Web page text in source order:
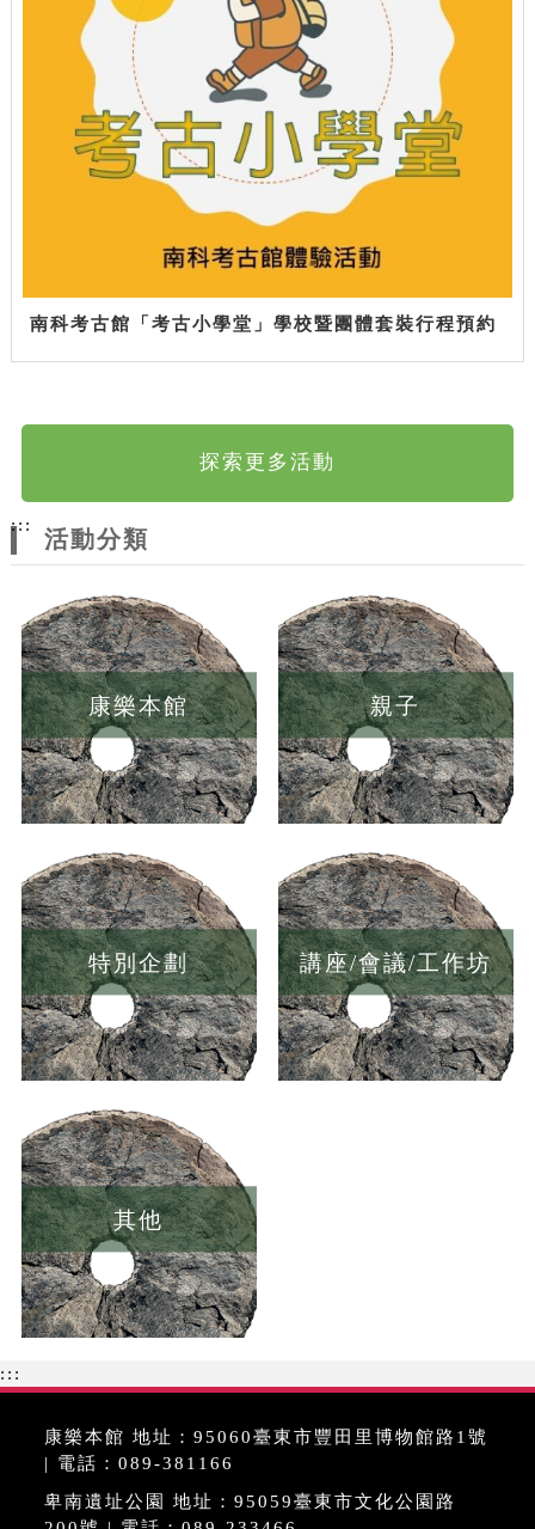
南科考古館「考古小學堂」學校暨團體套裝行程預約
探索更多活動
:::
活動分類
康樂本館 親子
特別企劃 講座/會議/工作坊
其他
:::
康樂本館 地址：95060臺東市豐田里博物館路1號
| 電話：089-381166
卑南遺址公園 地址：95059臺東市文化公園路